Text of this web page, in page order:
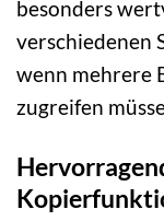
besonders
verschiedenen
wenn mehrere
zugreifen